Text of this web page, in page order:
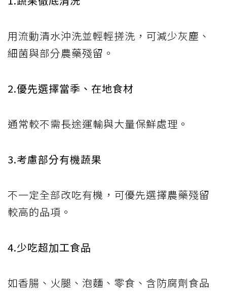
用流動清水沖洗並輕輕搓洗，可減少灰塵、
細菌與部分農藥殘留。
2.優先選擇當季、在地食材
通常較不需長途運輸與大量保鮮處理。
3.考慮部分有機蔬果
不一定全部改吃有機，可優先選擇農藥殘留
較高的品項。
4.少吃超加工食品
如香腸、火腿、泡麵、零食、含防腐劑食品